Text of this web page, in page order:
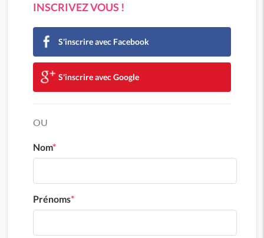
INSCRIVEZ VOUS !
S'inscrire avec Facebook
S'inscrire avec Google
OU
Nom*
Prénoms*